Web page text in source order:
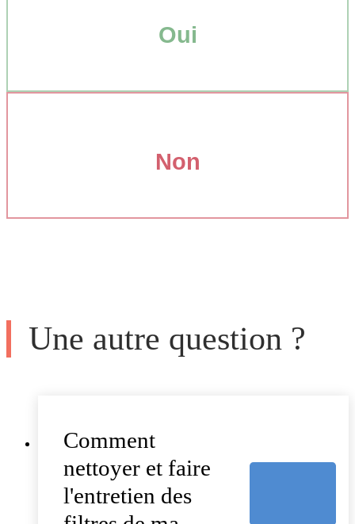
Oui
Non
Une autre question ?
Comment
nettoyer et faire
l'entretien des